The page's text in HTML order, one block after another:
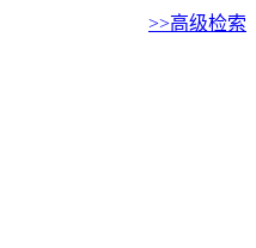
>>高级检索